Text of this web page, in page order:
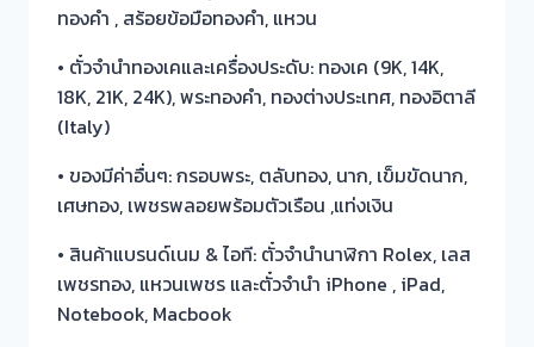
ทองคำ , สร้อยข้อมือทองคำ, แหวน
• ตั๋วจำนำทองเคและเครื่องประดับ: ทองเค (9K, 14K,
18K, 21K, 24K), พระทองคำ, ทองต่างประเทศ, ทองอิตาลี
(Italy)
• ของมีค่าอื่นๆ: กรอบพระ, ตลับทอง, นาก, เข็มขัดนาก,
เศษทอง, เพชรพลอยพร้อมตัวเรือน ,แท่งเงิน
• สินค้าแบรนด์เนม & ไอที: ตั๋วจำนำนาฬิกา Rolex, เลส
เพชรทอง, แหวนเพชร และตั๋วจำนำ iPhone , iPad,
Notebook, Macbook